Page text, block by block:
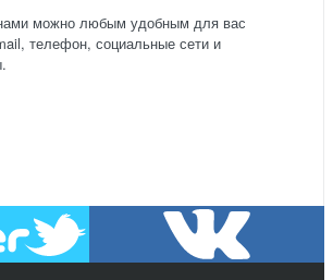
можно любым удобным для вас
телефон, социальные сети и